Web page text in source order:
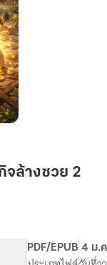
จล้างซวย 2
PDF/EPUB 4 ม.